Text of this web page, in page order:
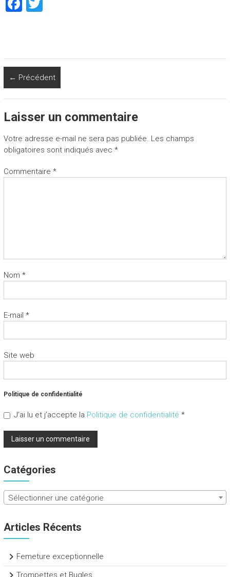
o
ok
← Précédent
Laisser un commentaire
Votre adresse e-mail ne sera pas publiée. Les champs
obligatoires sont indiqués avec *
Commentaire *
Nom *
E-mail *
Site web
Politique de confidentialité
J’ai lu et j’accepte la Politique de confidentialité *
Catégories
Sélectionner une catégorie
Articles Récents
Femeture exceptionnelle
Trompettes et Bugles